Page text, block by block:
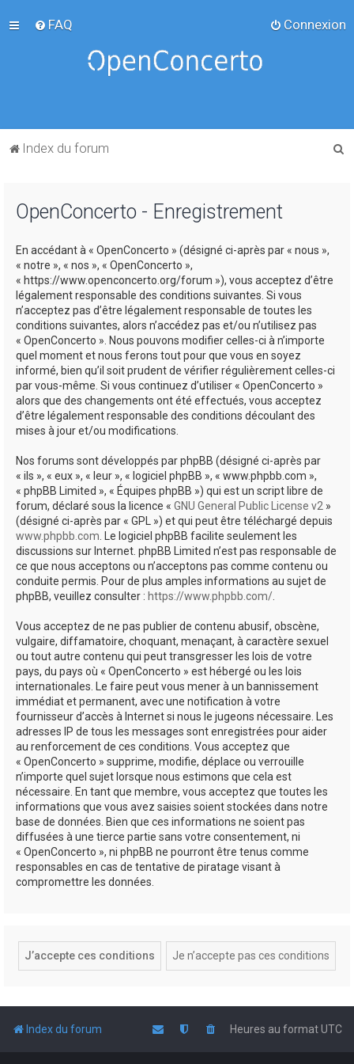
FAQ Connexion
Index du forum
OpenConcerto - Enregistrement
En accédant à « OpenConcerto » (désigné ci-après par « nous »,
« notre », « nos », « OpenConcerto »,
« https://www.openconcerto.org/forum »), vous acceptez d’être
légalement responsable des conditions suivantes. Si vous
n’acceptez pas d’être légalement responsable de toutes les
conditions suivantes, alors n’accédez pas et/ou n’utilisez pas
« OpenConcerto ». Nous pouvons modifier celles-ci à n’importe
quel moment et nous ferons tout pour que vous en soyez
informé, bien qu’il soit prudent de vérifier régulièrement celles-ci
par vous-même. Si vous continuez d’utiliser « OpenConcerto »
alors que des changements ont été effectués, vous acceptez
d’être légalement responsable des conditions découlant des
mises à jour et/ou modifications.
Nos forums sont développés par phpBB (désigné ci-après par
« ils », « eux », « leur », « logiciel phpBB », « www.phpbb.com »,
« phpBB Limited », « Équipes phpBB ») qui est un script libre de
forum, déclaré sous la licence « GNU General Public License v2 »
(désigné ci-après par « GPL ») et qui peut être téléchargé depuis
www.phpbb.com. Le logiciel phpBB facilite seulement les
discussions sur Internet. phpBB Limited n’est pas responsable de
ce que nous acceptons ou n’acceptons pas comme contenu ou
conduite permis. Pour de plus amples informations au sujet de
phpBB, veuillez consulter : https://www.phpbb.com/.
Vous acceptez de ne pas publier de contenu abusif, obscène,
vulgaire, diffamatoire, choquant, menaçant, à caractère sexuel
ou tout autre contenu qui peut transgresser les lois de votre
pays, du pays où « OpenConcerto » est hébergé ou les lois
internationales. Le faire peut vous mener à un bannissement
immédiat et permanent, avec une notification à votre
fournisseur d’accès à Internet si nous le jugeons nécessaire. Les
adresses IP de tous les messages sont enregistrées pour aider
au renforcement de ces conditions. Vous acceptez que
« OpenConcerto » supprime, modifie, déplace ou verrouille
n’importe quel sujet lorsque nous estimons que cela est
nécessaire. En tant que membre, vous acceptez que toutes les
informations que vous avez saisies soient stockées dans notre
base de données. Bien que ces informations ne soient pas
diffusées à une tierce partie sans votre consentement, ni
« OpenConcerto », ni phpBB ne pourront être tenus comme
responsables en cas de tentative de piratage visant à
compromettre les données.
Index du forum Heures au formatUTC